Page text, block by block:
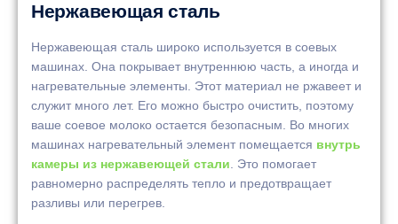
Нержавеющая сталь
Нержавеющая сталь широко используется в соевых
машинах. Она покрывает внутреннюю часть, а иногда и
нагревательные элементы. Этот материал не ржавеет и
служит много лет. Его можно быстро очистить, поэтому
ваше соевое молоко остается безопасным. Во многих
машинах нагревательный элемент помещается внутрь
камеры из нержавеющей стали . Это помогает
равномерно распределять тепло и предотвращает
разливы или перегрев.